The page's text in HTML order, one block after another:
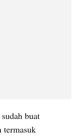
buat
termasuk